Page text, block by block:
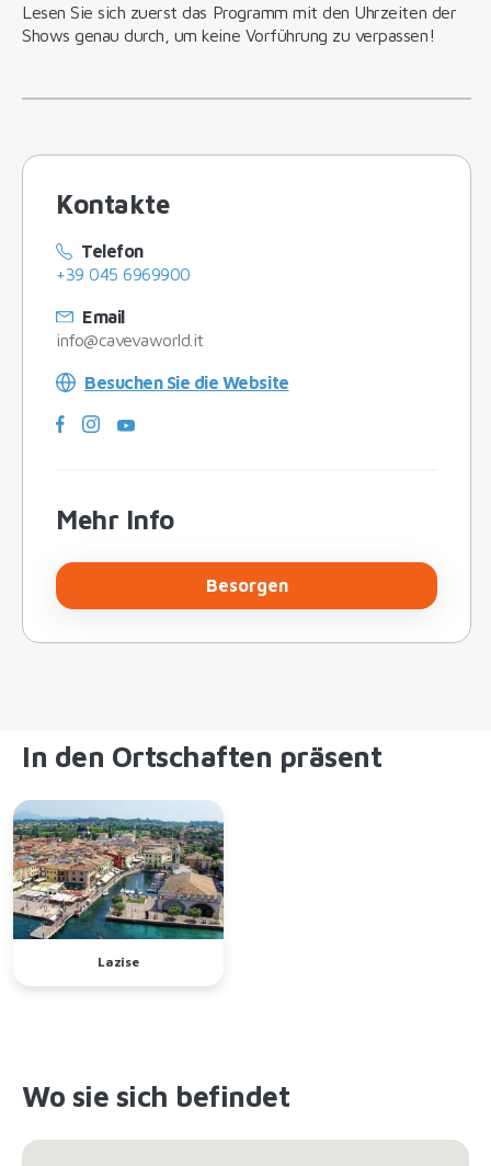
Lesen Sie sich zuerst das Programm mit den Uhrzeiten der
Shows genau durch, um keine Vorführung zu verpassen!
Kontakte
Telefon
+39 045 6969900
Email
info@cavevaworld.it
Besuchen Sie die Website
Mehr Info
Besorgen
In den Ortschaften präsent
Lazise
Wo sie sich befindet